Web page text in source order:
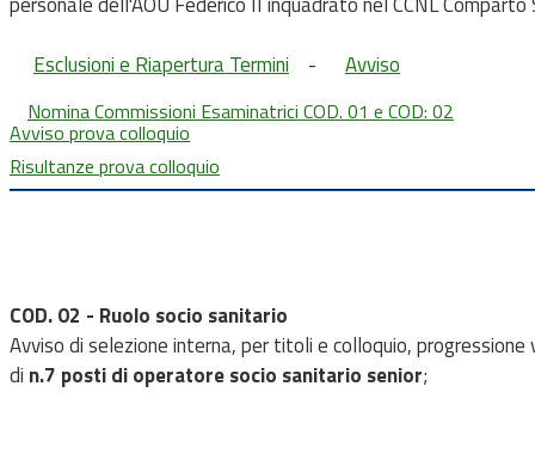
Esclusioni e Riapertura Termini - Avviso
Nomina Commissioni Esaminatrici COD. 01 e COD: 02
Avviso prova colloquio
Risultanze prova colloquio
COD. 02 - Ruolo socio sanitario
Avviso di selezione interna, per titoli e colloquio,
di n.7 posti di operatore socio sanitario senior;